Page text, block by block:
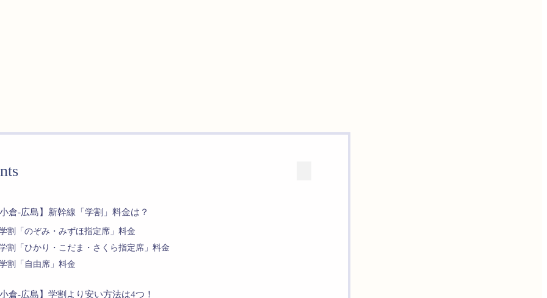
倉-広島】新幹線「学割」料金は？
割「のぞみ・みずほ指定席」料金
割「ひかり・こだま・さくら指定席」料金
割「自由席」料金
倉-広島】学割より安い方法は4つ！